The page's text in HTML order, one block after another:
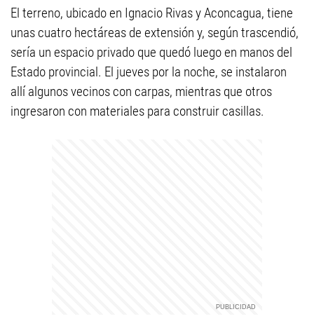
El terreno, ubicado en Ignacio Rivas y Aconcagua, tiene
unas cuatro hectáreas de extensión y, según trascendió,
sería un espacio privado que quedó luego en manos del
Estado provincial. El jueves por la noche, se instalaron
allí algunos vecinos con carpas, mientras que otros
ingresaron con materiales para construir casillas.